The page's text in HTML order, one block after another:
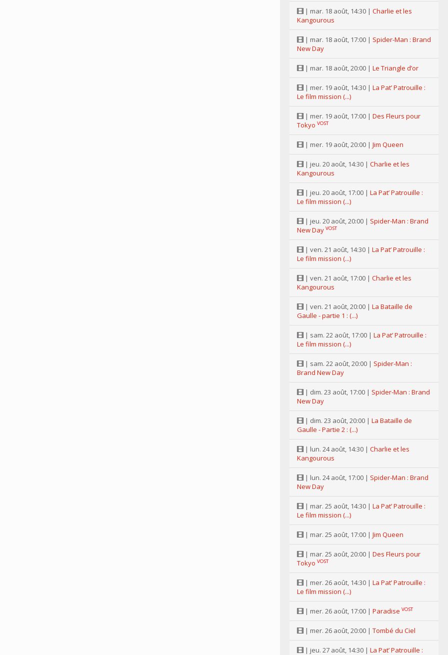
| mar. 18 août, 14:30 | Charlie et les
Kangourous
| mar. 18 août, 17:00 | Spider-Man : Brand
New Day
| mar. 18 août, 20:00 | Le Triangle d’or
| mer. 19 août, 14:30 | La Pat’ Patrouille :
Le film mission (...)
| mer. 19 août, 17:00 | Des Fleurs pour
Tokyo VOST
| mer. 19 août, 20:00 | Jim Queen
| jeu. 20 août, 14:30 | Charlie et les
Kangourous
| jeu. 20 août, 17:00 | La Pat’ Patrouille :
Le film mission (...)
| jeu. 20 août, 20:00 | Spider-Man : Brand
New Day VOST
| ven. 21 août, 14:30 | La Pat’ Patrouille :
Le film mission (...)
| ven. 21 août, 17:00 | Charlie et les
Kangourous
| ven. 21 août, 20:00 | La Bataille de
Gaulle - partie 1 : (...)
| sam. 22 août, 17:00 | La Pat’ Patrouille :
Le film mission (...)
| sam. 22 août, 20:00 | Spider-Man :
Brand New Day
| dim. 23 août, 17:00 | Spider-Man : Brand
New Day
| dim. 23 août, 20:00 | La Bataille de
Gaulle - Partie 2 : (...)
| lun. 24 août, 14:30 | Charlie et les
Kangourous
| lun. 24 août, 17:00 | Spider-Man : Brand
New Day
| mar. 25 août, 14:30 | La Pat’ Patrouille :
Le film mission (...)
| mar. 25 août, 17:00 | Jim Queen
| mar. 25 août, 20:00 | Des Fleurs pour
Tokyo VOST
| mer. 26 août, 14:30 | La Pat’ Patrouille :
Le film mission (...)
| mer. 26 août, 17:00 | Paradise VOST
| mer. 26 août, 20:00 | Tombé du Ciel
| jeu. 27 août, 14:30 | La Pat’ Patrouille :